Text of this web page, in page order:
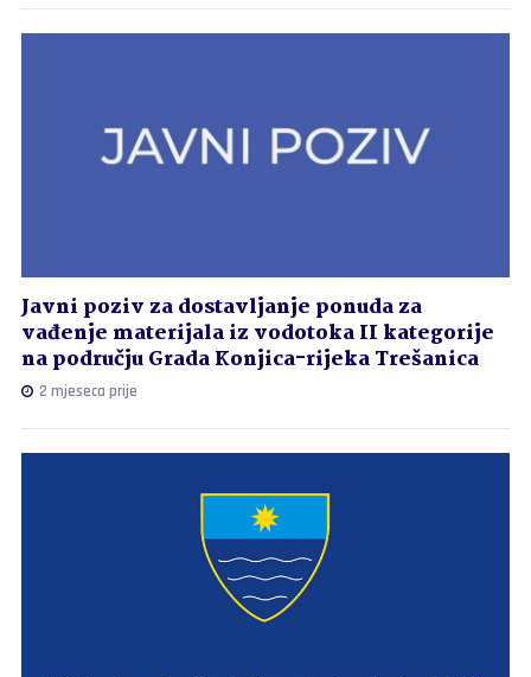
Javni poziv za dostavljanje ponuda za
vađenje materijala iz vodotoka II kategorije
na području Grada Konjica-rijeka Trešanica
2 mjeseca prije